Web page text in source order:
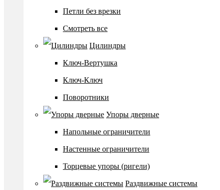
Петли без врезки
Смотреть все
Цилиндры
Ключ-Вертушка
Ключ-Ключ
Поворотники
Упоры дверные
Напольные ограничители
Настенные ограничители
Торцевые упоры (ригели)
Раздвижные системы